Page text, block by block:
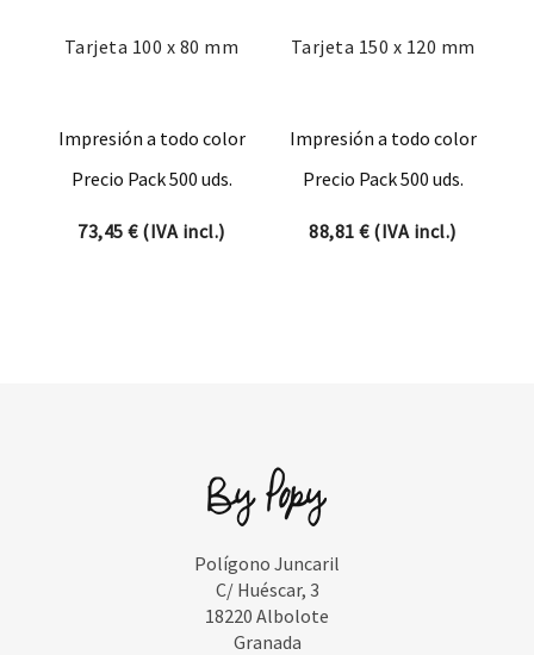
Tarjeta 100 x 80 mm
Impresión a todo color
Precio Pack 500 uds.
73,45€(IVA incl.)
Tarjeta 150 x 120 mm
Impresión a todo color
Precio Pack 500 uds.
88,81€(IVA incl.)
Polígono Juncaril
C/ Huéscar, 3
18220 Albolote
Granada